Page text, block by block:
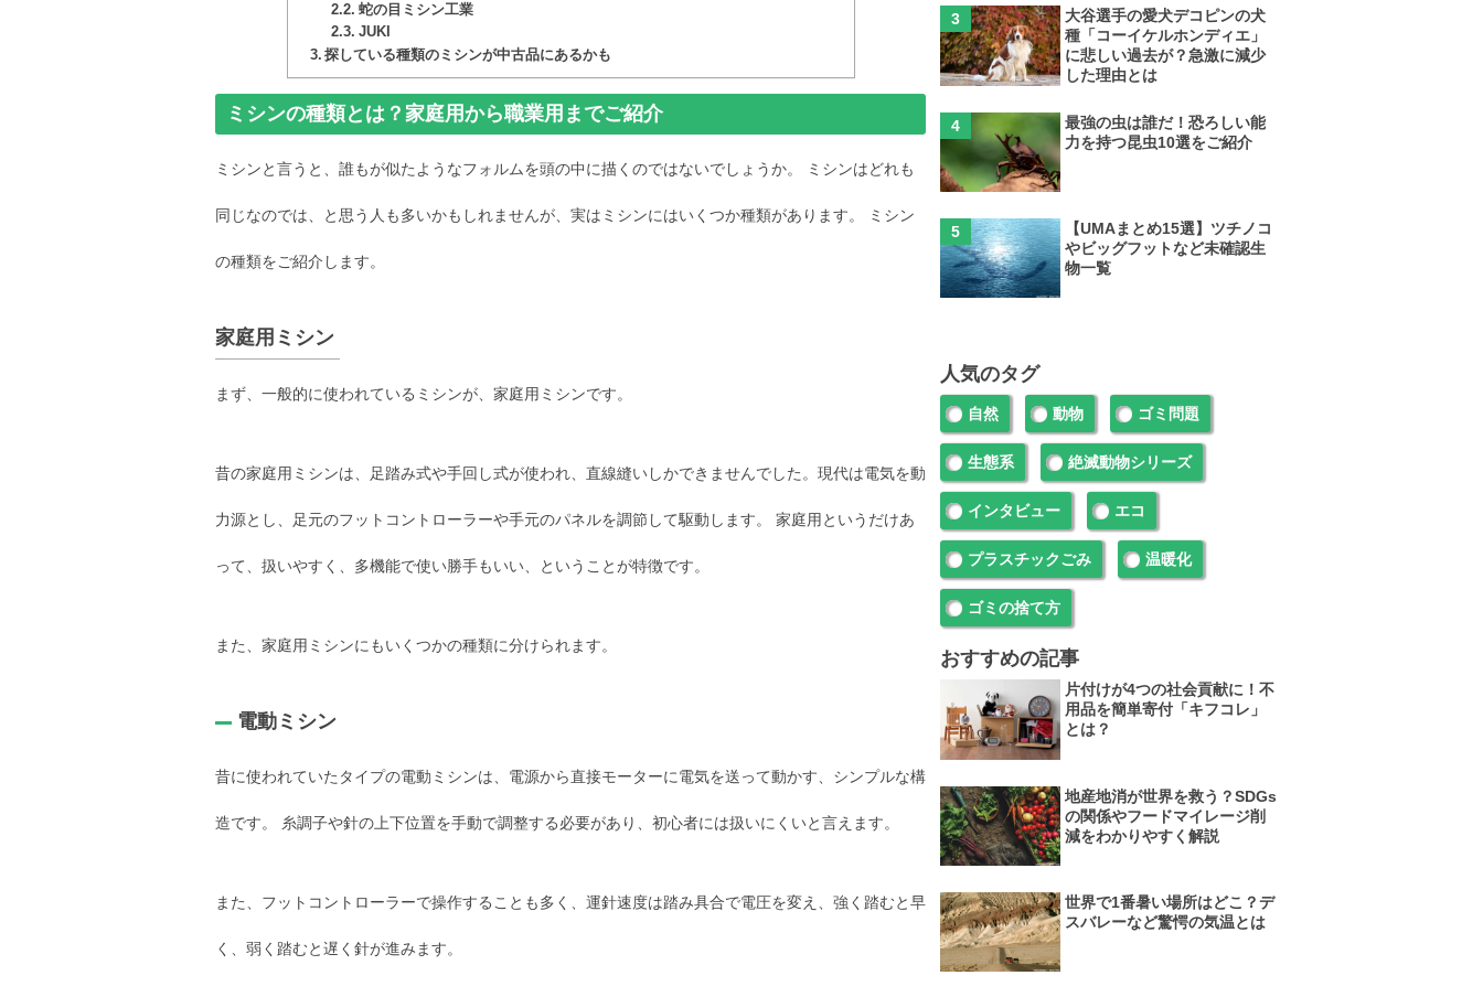
蛇の目ミシン工業
JUKI
探している種類のミシンが中古品にあるかも
ミシンの種類とは？家庭用から職業用までご紹介
ミシンと言うと、誰もが似たようなフォルムを頭の中に描くのではないでしょうか。 ミシンはどれも
同じなのでは、と思う人も多いかもしれませんが、実はミシンにはいくつか種類があります。 ミシン
の種類をご紹介します。
家庭用ミシン
まず、一般的に使われているミシンが、家庭用ミシンです。
昔の家庭用ミシンは、足踏み式や手回し式が使われ、直線縫いしかできませんでした。現代は電気を動
力源とし、足元のフットコントローラーや手元のパネルを調節して駆動します。 家庭用というだけあ
って、扱いやすく、多機能で使い勝手もいい、ということが特徴です。
また、家庭用ミシンにもいくつかの種類に分けられます。
電動ミシン
昔に使われていたタイプの電動ミシンは、電源から直接モーターに電気を送って動かす、シンプルな構
造です。 糸調子や針の上下位置を手動で調整する必要があり、初心者には扱いにくいと言えます。
また、フットコントローラーで操作することも多く、運針速度は踏み具合で電圧を変え、強く踏むと早
く、弱く踏むと遅く針が進みます。
大谷選手の愛犬デコピンの犬
種「コーイケルホンディエ」
に悲しい過去が？急激に減少
した理由とは
最強の虫は誰だ！恐ろしい能
力を持つ昆虫10選をご紹介
【UMAまとめ15選】ツチノコ
やビッグフットなど未確認生
物一覧
人気のタグ
自然 動物 ゴミ問題
生態系 絶滅動物シリーズ
インタビュー エコ
プラスチックごみ 温暖化
ゴミの捨て方
おすすめの記事
片付けが4つの社会貢献に！不
用品を簡単寄付「キフコレ」
とは？
地産地消が世界を救う？SDGs
の関係やフードマイレージ削
減をわかりやすく解説
世界で1番暑い場所はどこ？デ
スバレーなど驚愕の気温とは